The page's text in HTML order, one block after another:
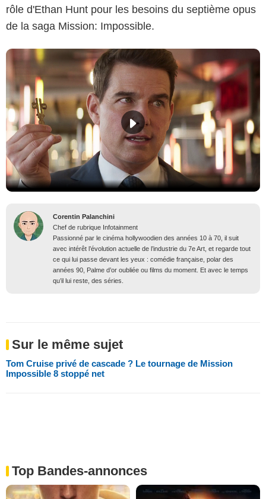
rôle d'Ethan Hunt pour les besoins du septième opus
de la saga Mission: Impossible.
Corentin Palanchini
Chef de rubrique Infotainment
Passionné par le cinéma hollywoodien des années 10 à 70, il suit
avec intérêt l’évolution actuelle de l’industrie du 7e Art, et regarde tout
ce qui lui passe devant les yeux : comédie française, polar des
années 90, Palme d’or oubliée ou films du moment. Et avec le temps
qu’il lui reste, des séries.
Sur le même sujet
Tom Cruise privé de cascade ? Le tournage de Mission
Impossible 8 stoppé net
Top Bandes-annonces